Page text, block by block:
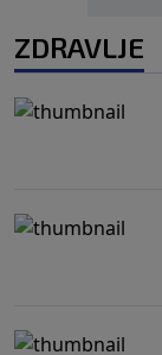
ZDRAVLJE